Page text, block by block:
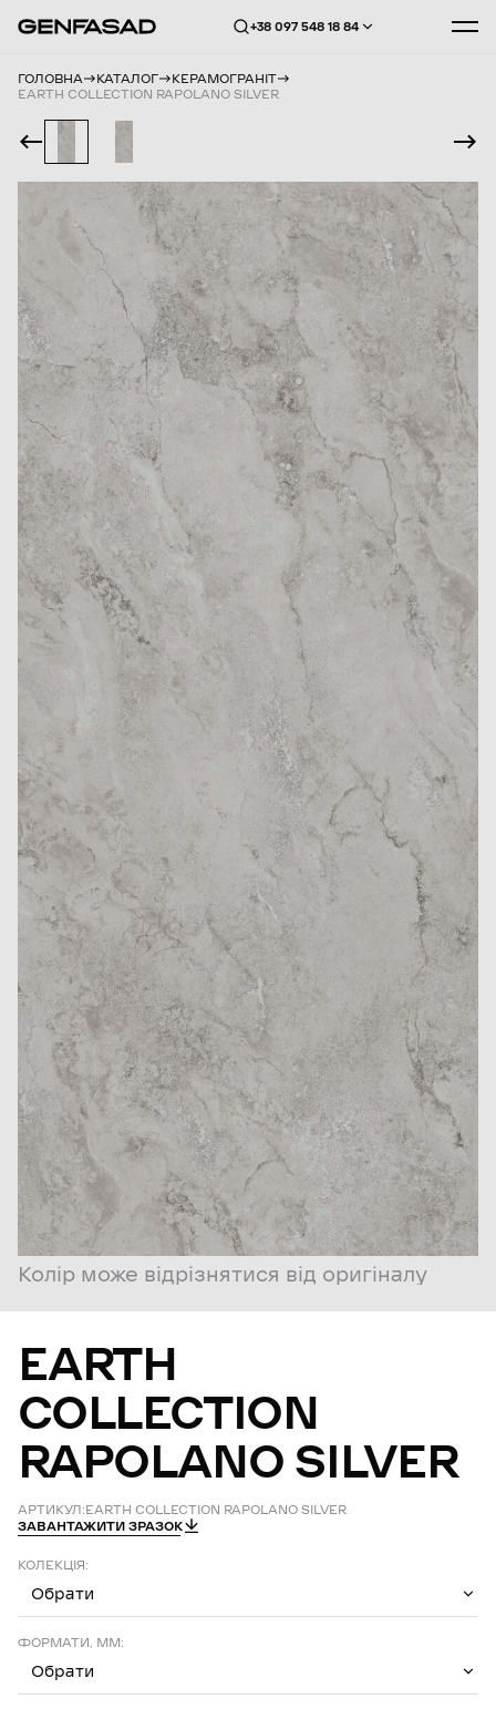
+38 097 548 18 84
ГОЛОВНА КАТАЛОГ
КЕРАМОГРАНІТ
EARTH COLLECTION RAPOLANO SILVER
Колір може відрізнятися від оригіналу
EARTH
COLLECTION
RAPOLANOSILVER
АРТИКУЛ:EARTH COLLECTION RAPOLANO SILVER
ЗАВАНТАЖИТИ ЗРАЗОК
КОЛЕКЦІЯ:
Обрати
ФОРМАТИ, ММ:
Обрати